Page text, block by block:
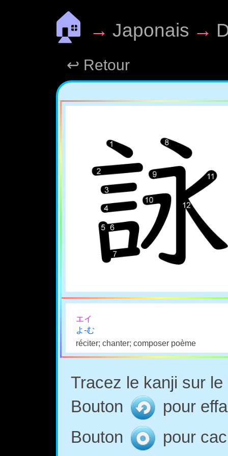
🏠 → Japonais →
↩ Retour
エイ
よ-む
réciter; chanter; composer poème
Tracez le kanji sur
Bouton
pour
Bouton
pour